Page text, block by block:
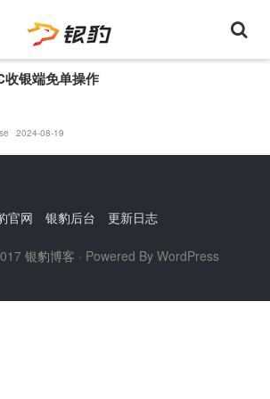
收银端免单操作
2024-08-19
官网 银豹后台 更新日志
银豹博客 · Powered By WordPress